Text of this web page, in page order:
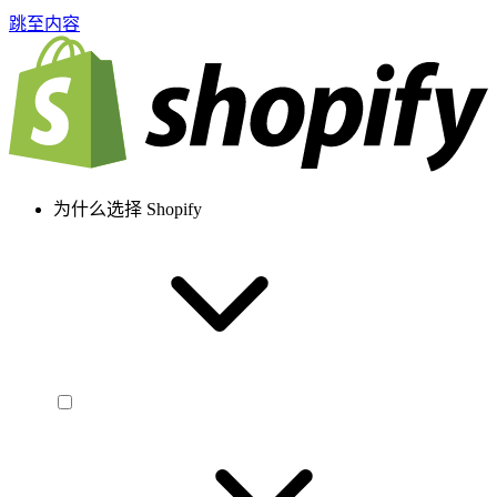
跳至内容
为什么选择 Shopify